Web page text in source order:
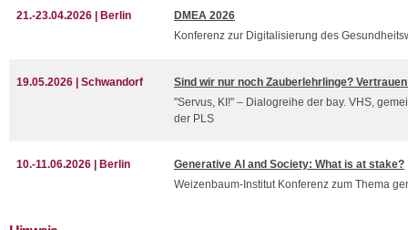
21.-23.04.2026 | Berlin
DMEA 2026
Konferenz zur Digitalisierung des
19.05.2026 | Schwandorf
Sind wir nur noch Zauberlehrlinge?
"Servus, KI!" – Dialogreihe der bay. VHS,
der PLS
10.-11.06.2026 | Berlin
Generative AI and Society: What is at stake?
Weizenbaum-Institut Konferenz zum Thema